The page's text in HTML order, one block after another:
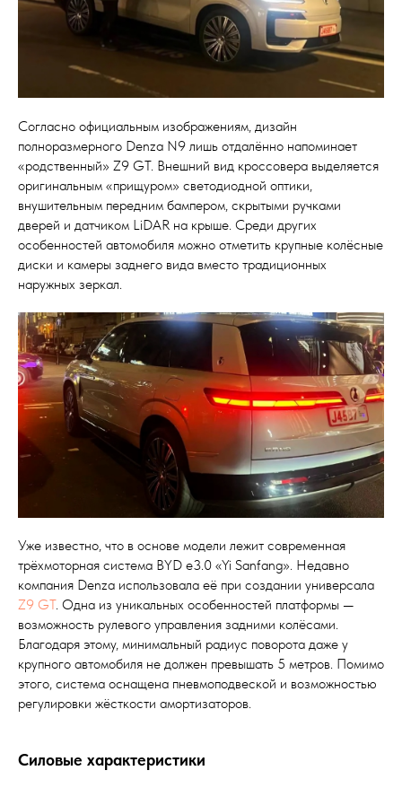
Согласно официальным изображениям, дизайн
полноразмерного Denza N9 лишь отдалённо напоминает
«родственный» Z9 GT. Внешний вид кроссовера выделяется
оригинальным «прищуром» светодиодной оптики,
внушительным передним бампером, скрытыми ручками
дверей и датчиком LiDAR на крыше. Среди других
особенностей автомобиля можно отметить крупные колёсные
диски и камеры заднего вида вместо традиционных
наружных зеркал.
Уже известно, что в основе модели лежит современная
трёхмоторная система BYD e3.0 «Yi Sanfang». Недавно
компания Denza использовала её при создании универсала
Z9 GT. Одна из уникальных особенностей платформы —
возможность рулевого управления задними колёсами.
Благодаря этому, минимальный радиус поворота даже у
крупного автомобиля не должен превышать 5 метров. Помимо
этого, система оснащена пневмоподвеской и возможностью
регулировки жёсткости амортизаторов.
Силовые характеристики